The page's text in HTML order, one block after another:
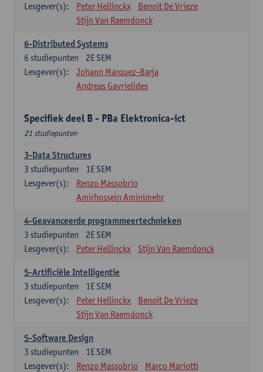
Lesgever(s):
Peter Hellinckx
Benoit De Vrieze
Stijn Van Raemdonck
6-Distributed Systems
2E SEM
6 studiepunten
Lesgever(s):
Johann Marquez-Barja
Andreas Gavrielides
Specifiek deel B - PBa Elektronica-ict
21 studiepunten
3-Data Structures
1E SEM
3 studiepunten
Lesgever(s):
Renzo Massobrio
Amirhossein Aminimehr
4-Geavanceerde programmeertechnieken
2E SEM
3 studiepunten
Lesgever(s):
Peter Hellinckx Stijn Van Raemdonck
5-Artificiële Intelligentie
1E SEM
3 studiepunten
Lesgever(s):
Peter Hellinckx
Benoit De Vrieze
Stijn Van Raemdonck
5-Software Design
1E SEM
3 studiepunten
Lesgever(s):
Renzo Massobrio Marco Mariotti